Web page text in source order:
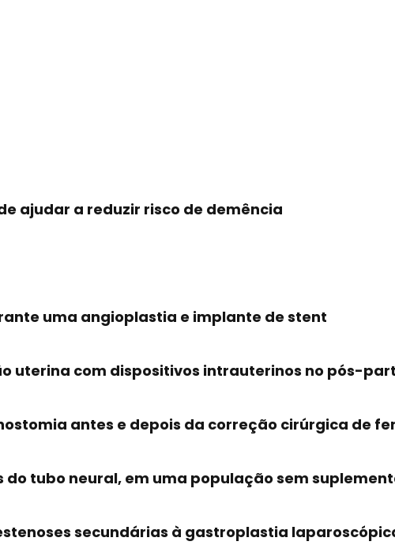
ajudar a reduzir risco de demência
uma angioplastia e implante de stent
uterina com dispositivos intrauterinos no pós-
antes e depois da correção cirúrgica de
tubo neural, em uma população sem
secundárias à gastroplastia